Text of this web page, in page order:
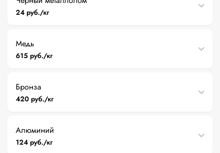
24 руб./кг
Медь
615 руб./кг
Бронза
420 руб./кг
Алюминий
124 руб./кг